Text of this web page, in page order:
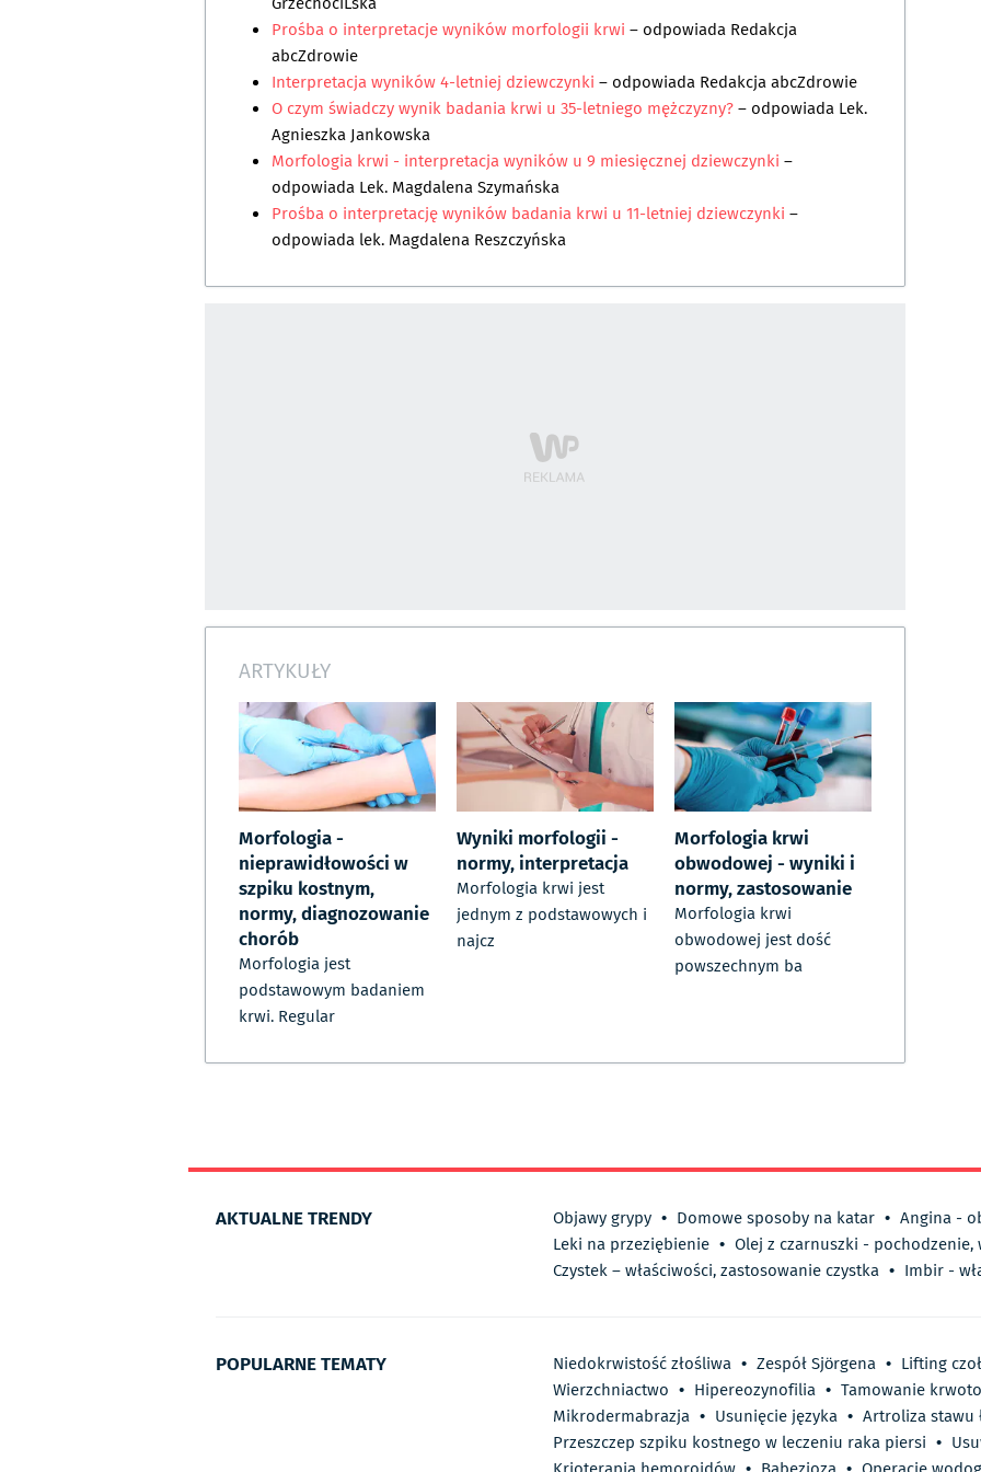
Prośba o interpretacje wyników morfologii krwi – odpowiada Redakcja
abcZdrowie
Interpretacja wyników 4-letniej dziewczynki – odpowiada Redakcja abcZdrowie
O czym świadczy wynik badania krwi u 35-letniego mężczyzny?– odpowiada Lek.
Agnieszka Jankowska
Morfologia krwi - interpretacja wyników u 9 miesięcznej dziewczynki –
odpowiada Lek. Magdalena Szymańska
Prośba o interpretację wyników badania krwi u 11-letniej dziewczynki –
odpowiada lek. Magdalena Reszczyńska
ARTYKUŁY
Morfologia -
nieprawidłowości w
szpiku kostnym,
normy, diagnozowanie
chorób
Morfologia jest
podstawowym badaniem
krwi. Regular
Wyniki morfologii -
normy, interpretacja
Morfologia krwi jest
jednym z podstawowych i
najcz
Morfologia krwi
obwodowej - wyniki i
normy, zastosowanie
Morfologia krwi
obwodowej jest dość
powszechnym ba
AKTUALNE TRENDY Objawy grypy • Domowe sposoby na katar • Angina -
Leki na przeziębienie • Olej z czarnuszki - pochodzenie,
Czystek – właściwości, zastosowanie czystka • Imbir -
POPULARNE TEMATY Niedokrwistość złośliwa • Zespół Sjörgena • Lifting
Wierzchniactwo • Hipereozynofilia • Tamowanie
Mikrodermabrazja • Usunięcie języka • Artroliza stawu
Przeszczep szpiku kostnego w leczeniu raka piersi •